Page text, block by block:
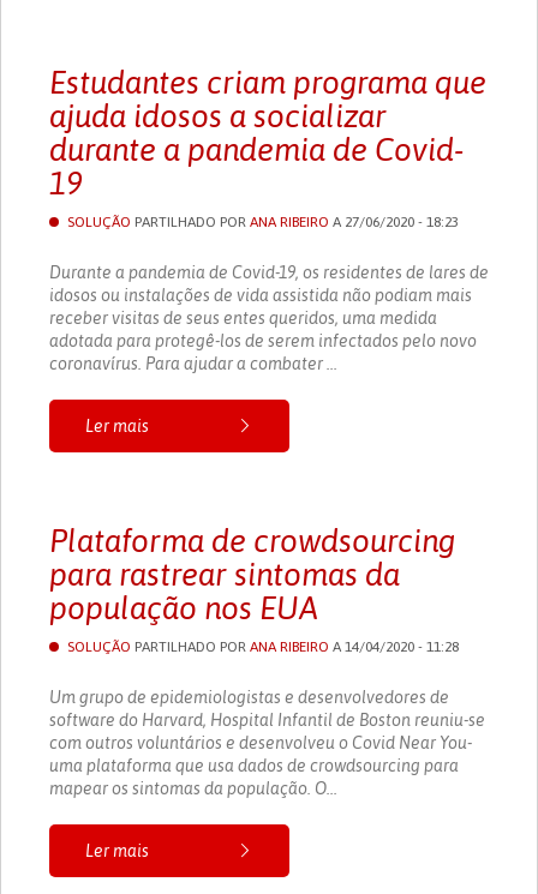
Estudantes criam programa que
ajuda idosos a socializar
durante a pandemia de Covid-
19
SOLUÇÃO PARTILHADO POR ANA RIBEIRO A 27/06/2020 - 18:23
Durante a pandemia de Covid-19, os residentes de lares de
idosos ou instalações de vida assistida não podiam mais
receber visitas de seus entes queridos, uma medida
adotada para protegê-los de serem infectados pelo novo
coronavírus. Para ajudar a combater ...
Ler mais
Plataforma de crowdsourcing
para rastrear sintomas da
população nos EUA
SOLUÇÃO PARTILHADO POR ANA RIBEIRO A 14/04/2020 - 11:28
Um grupo de epidemiologistas e desenvolvedores de
software do Harvard, Hospital Infantil de Boston reuniu-se
com outros voluntários e desenvolveu o Covid Near You-
uma plataforma que usa dados de crowdsourcing para
mapear os sintomas da população. O...
Ler mais